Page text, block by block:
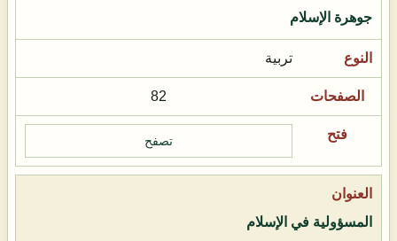
جوهرة الإسلام
تربية
82
تصفح
المسؤولية في الإسلام